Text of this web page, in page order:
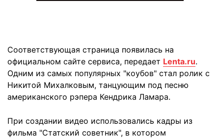
Соответствующая страница появилась на
официальном сайте сервиса, передает Lenta.ru.
Одним из самых популярных "коубов" стал ролик с
Никитой Михалковым, танцующим под песню
американского рэпера Кендрика Ламара.
При создании видео использовались кадры из
фильма "Статский советник", в котором